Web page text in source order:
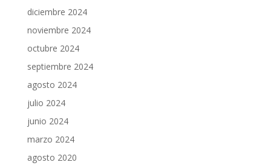
diciembre 2024
noviembre 2024
octubre 2024
septiembre 2024
agosto 2024
julio 2024
junio 2024
marzo 2024
agosto 2020